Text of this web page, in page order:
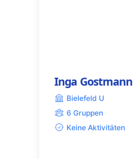
Inga Gostmann
Bielefeld U
6 Gruppen
Keine Aktivitäten